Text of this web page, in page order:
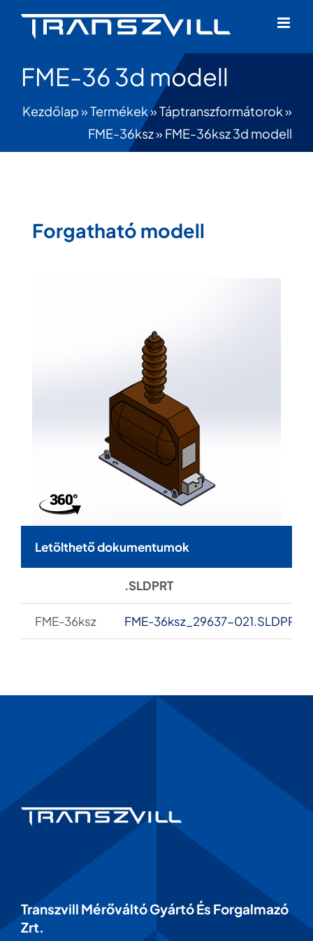
FME-36 3d modell
Kezdőlap»Termékek»Táptranszformátorok»
FME-36ksz» FME-36ksz 3d modell
Forgatható modell
Letölthető dokumentumok
.SLDPRT
FME-36ksz FME-36ksz_29637-021.SLDPRT
Transzvill Mérőváltó Gyártó És Forgalmazó
Zrt.